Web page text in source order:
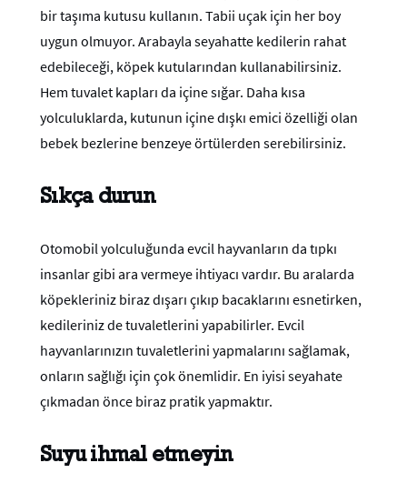
bir taşıma kutusu kullanın. Tabii uçak için her boy
uygun olmuyor. Arabayla seyahatte kedilerin rahat
edebileceği, köpek kutularından kullanabilirsiniz.
Hem tuvalet kapları da içine sığar. Daha kısa
yolculuklarda, kutunun içine dışkı emici özelliği olan
bebek bezlerine benzeye örtülerden serebilirsiniz.
Sıkça durun
Otomobil yolculuğunda evcil hayvanların da tıpkı
insanlar gibi ara vermeye ihtiyacı vardır. Bu aralarda
köpekleriniz biraz dışarı çıkıp bacaklarını esnetirken,
kedileriniz de tuvaletlerini yapabilirler. Evcil
hayvanlarınızın tuvaletlerini yapmalarını sağlamak,
onların sağlığı için çok önemlidir. En iyisi seyahate
çıkmadan önce biraz pratik yapmaktır.
Suyu ihmal etmeyin